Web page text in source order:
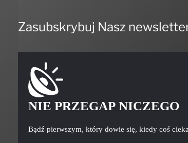
Zasubskrybuj Nasz
NIE PRZEGAP NICZEGO
Bądź pierwszym, który dowie się, kiedy coś